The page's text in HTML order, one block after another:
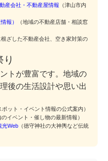
産会社・不動産屋情報 （津山市内
報）
（地域の不動産店舗・相談窓
根ざした不動産会社、空き家対策の
トが豊富です。地域の
後の生活設計や思い出
ポット・イベント情報の公式案内）
のイベント・催し物の最新情報）
光Web （徳守神社の大神輿など伝統